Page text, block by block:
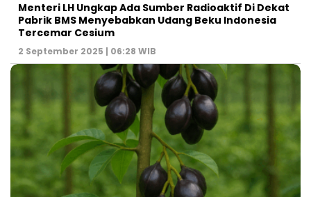
Menteri LH Ungkap Ada Sumber Radioaktif Di Dekat
Pabrik BMS Menyebabkan Udang Beku Indonesia
Tercemar Cesium
2 September 2025 | 06:28 WIB